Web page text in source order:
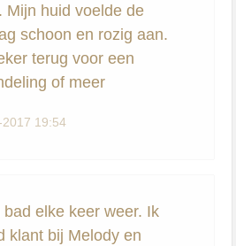
Mijn huid voelde de
schoon en rozig aan.
terug voor een
of meer
2017 19:54
bad elke keer weer. Ik
klant bij Melody en